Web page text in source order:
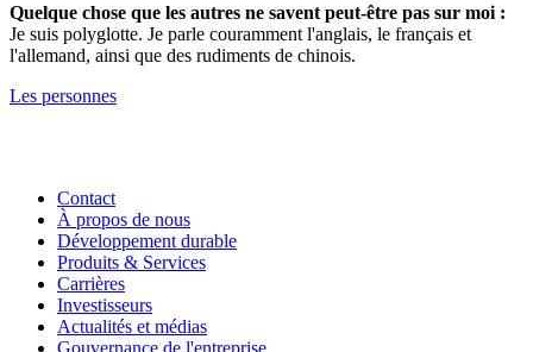
Quelque chose que les autres ne savent peut-être pas sur moi :
Je suis polyglotte. Je parle couramment l'anglais, le français et
l'allemand, ainsi que des rudiments de chinois.
Les personnes
Contact
À propos de nous
Développement durable
Produits & Services
Carrières
Investisseurs
Actualités et médias
Gouvernance de l'entreprise